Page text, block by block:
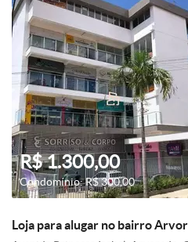
R$ 1.300,00
Condomínio: R$ 300,00
Loja para alugar no bairro